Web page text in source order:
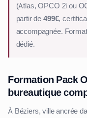
(Atlas, OPCO 2i ou
partir de 499€,
accompagnée.
dédié.
Formation Pack
bureautique
À Béziers, ville ancrée